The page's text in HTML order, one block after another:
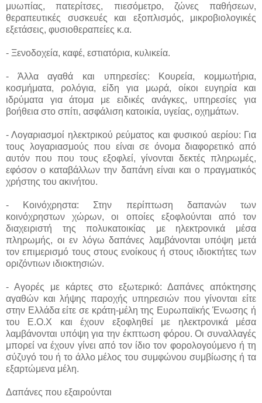
μυωπίας, πατερίτσες, πιεσόμετρο, ζώνες παθήσεων,
θεραπευτικές συσκευές και εξοπλισμός, μικροβιολογικές
εξετάσεις, φυσιοθεραπείες κ.α.
- Ξενοδοχεία, καφέ, εστιατόρια, κυλικεία.
- Άλλα αγαθά και υπηρεσίες: Κουρεία, κομμωτήρια,
κοσμήματα, ρολόγια, είδη για μωρά, οίκοι ευγηρία και
ιδρύματα για άτομα με ειδικές ανάγκες, υπηρεσίες για
βοήθεια στο σπίτι, ασφάλιση κατοικία, υγείας, οχημάτων.
- Λογαριασμοί ηλεκτρικού ρεύματος και φυσικού αερίου: Για
τους λογαριασμούς που είναι σε όνομα διαφορετικό από
αυτόν που που τους εξοφλεί, γίνονται δεκτές πληρωμές,
εφόσον ο καταβάλλων την δαπάνη είναι και ο πραγματικός
χρήστης του ακινήτου.
- Κοινόχρηστα: Στην περίπτωση δαπανών των
κοινόχρηστων χώρων, οι οποίες εξοφλούνται από τον
διαχειριστή της πολυκατοικίας με ηλεκτρονικά μέσα
πληρωμής, οι εν λόγω δαπάνες λαμβάνονται υπόψη μετά
τον επιμερισμό τους στους ενοίκους ή στους ιδιοκτήτες των
οριζόντιων ιδιοκτησιών.
- Αγορές με κάρτες στο εξωτερικό: Δαπάνες απόκτησης
αγαθών και λήψης παροχής υπηρεσιών που γίνονται είτε
στην Ελλάδα είτε σε κράτη-μέλη της Ευρωπαϊκής Ένωσης ή
του Ε.Ο.Χ και έχουν εξοφληθεί με ηλεκτρονικά μέσα
λαμβάνονται υπόψη για την έκπτωση φόρου. Οι συναλλαγές
μπορεί να έχουν γίνει από τον ίδιο τον φορολογούμενο ή τη
σύζυγό του ή το άλλο μέλος του συμφώνου συμβίωσης ή τα
εξαρτώμενα μέλη.
Δαπάνες που εξαιρούνται